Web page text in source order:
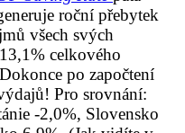
roční přebytek
všech svých
celkového
po započtení
Pro srovnání:
-2,0%, Slovensko